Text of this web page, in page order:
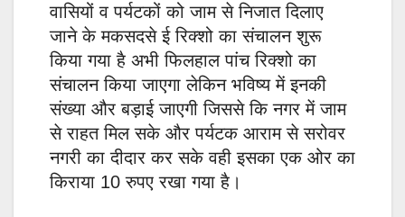
वासियों व पर्यटकों को जाम से निजात दिलाए
जाने के मकसदसे ई रिक्शो का संचालन शुरू
किया गया है अभी फिलहाल पांच रिक्शो का
संचालन किया जाएगा लेकिन भविष्य में इनकी
संख्या और बड़ाई जाएगी जिससे कि नगर में जाम
से राहत मिल सके और पर्यटक आराम से सरोवर
नगरी का दीदार कर सके वही इसका एक ओर का
किराया 10 रुपए रखा गया है।